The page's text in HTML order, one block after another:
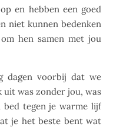
en hebben een goed
niet kunnen bedenken
hen samen met jou
dagen voorbij dat we
uit was zonder jou, was
tegen je warme lijf
je het beste bent wat